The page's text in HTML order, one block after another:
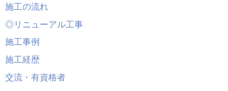
施工の流れ
◎リニューアル工事
施工事例
施工経歴
交流・有資格者